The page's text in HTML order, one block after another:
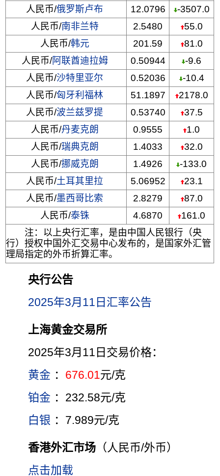
人民币/俄罗斯卢布 12.0796
-3507.0
人民币/南非兰特 2.5480
55.0
人民币/韩元 201.59
81.0
人民币/阿联酋迪拉姆 0.50944
-9.6
人民币/沙特里亚尔 0.52036
-10.4
人民币/匈牙利福林 51.1897
2178.0
人民币/波兰兹罗提 0.53740
37.5
人民币/丹麦克朗 0.9555
1.0
人民币/瑞典克朗 1.4033
32.0
人民币/挪威克朗 1.4926
-133.0
人民币/土耳其里拉 5.06952
23.1
人民币/墨西哥比索 2.8279
87.0
人民币/泰铢 4.6870
161.0
注：以上央行汇率，是由中国人民银行（央
行）授权中国外汇交易中心发布的，是国家外汇管
理局指定的外币折算汇率。
央行公告
2025年3月11日汇率公告
上海黄金交易所
2025年3月11日交易价格：
黄金 ： 676.01元/克
铂金 ：232.58元/克
白银 ：7.989元/克
香港外汇市场 （人民币/外币）
点击加载